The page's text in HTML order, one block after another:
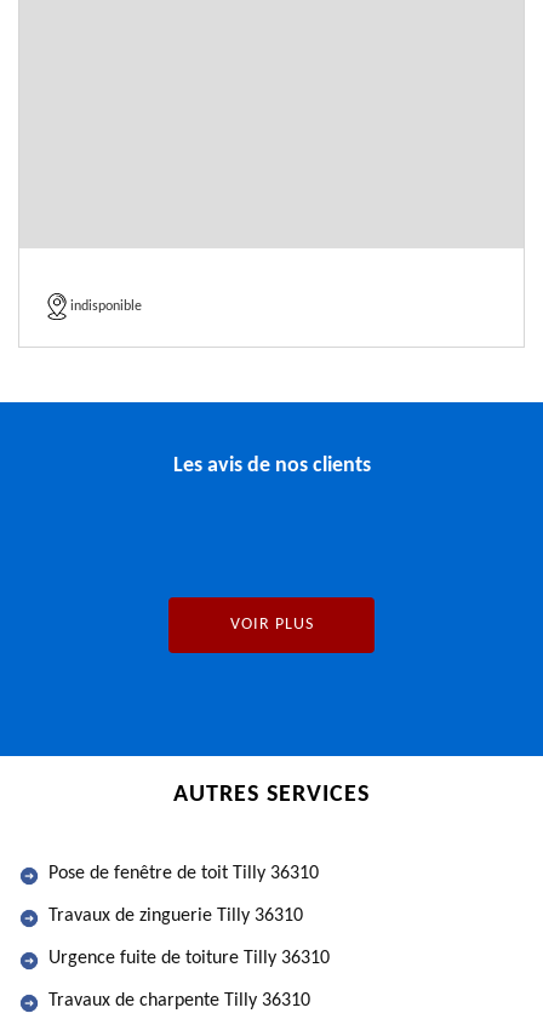
indisponible
Les avis de nos clients
VOIR PLUS
AUTRES SERVICES
Pose de fenêtre de toit Tilly 36310
Travaux de zinguerie Tilly 36310
Urgence fuite de toiture Tilly 36310
Travaux de charpente Tilly 36310